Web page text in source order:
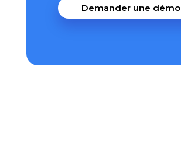
Demander une démo